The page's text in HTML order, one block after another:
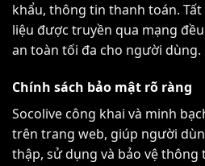
khẩu, thông tin thanh toán.
liệu được truyền qua mạng
an toàn tối đa cho người dùng.
Chính sách bảo mật rõ ràng
Socolive công khai và minh
trên trang web, giúp người
thập, sử dụng và bảo vệ thông